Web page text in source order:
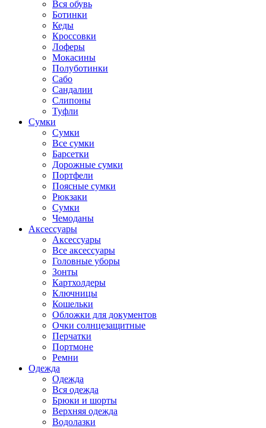
Вся обувь
Ботинки
Кеды
Кроссовки
Лоферы
Мокасины
Полуботинки
Сабо
Сандалии
Слипоны
Туфли
Сумки
Сумки
Все сумки
Барсетки
Дорожные сумки
Портфели
Поясные сумки
Рюкзаки
Сумки
Чемоданы
Аксессуары
Аксессуары
Все аксессуары
Головные уборы
Зонты
Картхолдеры
Ключницы
Кошельки
Обложки для документов
Очки солнцезащитные
Перчатки
Портмоне
Ремни
Одежда
Одежда
Вся одежда
Брюки и шорты
Верхняя одежда
Водолазки